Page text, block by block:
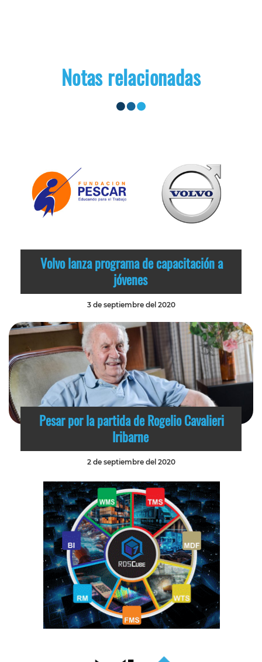
Notas relacionadas
Volvo lanza programa de capacitación a
jóvenes
3 de septiembre del 2020
Pesar por la partida de Rogelio Cavalieri
Iribarne
2 de septiembre del 2020